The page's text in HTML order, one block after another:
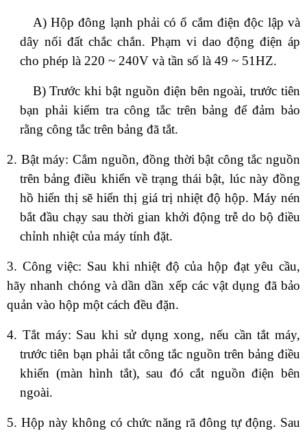
A) Hộp đông lạnh phải có ổ cắm điện độc lập và
dây nối đất chắc chắn. Phạm vi dao động điện áp
cho phép là 220 ~ 240V và tần số là 49 ~ 51HZ.
B) Trước khi bật nguồn điện bên ngoài, trước tiên
bạn phải kiểm tra công tắc trên bảng để đảm bảo
rằng công tắc trên bảng đã tắt.
2. Bật máy: Cắm nguồn, đồng thời bật công tắc nguồn
trên bảng điều khiển về trạng thái bật, lúc này đồng
hồ hiển thị sẽ hiển thị giá trị nhiệt độ hộp. Máy nén
bắt đầu chạy sau thời gian khởi động trễ do bộ điều
chỉnh nhiệt của máy tính đặt.
3. Công việc: Sau khi nhiệt độ của hộp đạt yêu cầu,
hãy nhanh chóng và dần dần xếp các vật dụng đã bảo
quản vào hộp một cách đều đặn.
4. Tắt máy: Sau khi sử dụng xong, nếu cần tắt máy,
trước tiên bạn phải tắt công tắc nguồn trên bảng điều
khiển (màn hình tắt), sau đó cắt nguồn điện bên
ngoài.
5. Hộp này không có chức năng rã đông tự động. Sau